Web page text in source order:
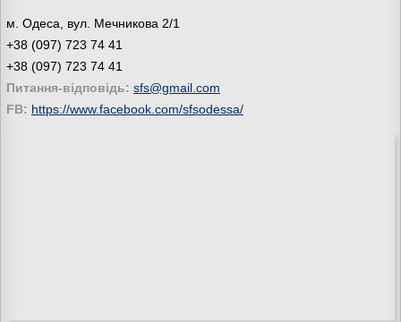
м. Одеса, вул. Мечникова 2/1
+38 (097) 723 74 41
+38 (097) 723 74 41
Питання-відповідь: sfs@gmail.com
FB: https://www.facebook.com/sfsodessa/